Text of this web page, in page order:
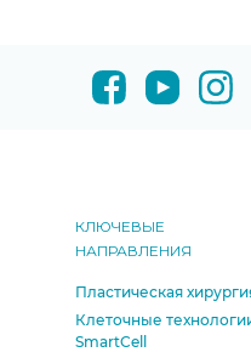
КЛЮЧЕВЫЕ
НАПРАВЛЕНИЯ
Пластическая
Клеточные
SmartCell